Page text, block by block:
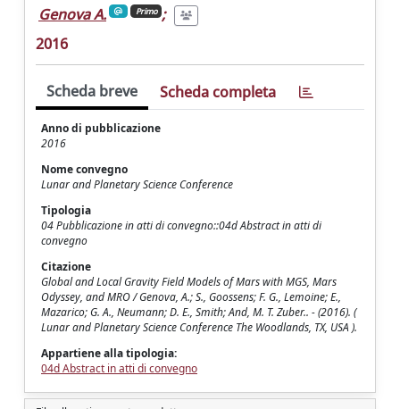
Genova A. Primo ;
2016
Scheda breve Scheda completa
Anno di pubblicazione
2016
Nome convegno
Lunar and Planetary Science Conference
Tipologia
04 Pubblicazione in atti di convegno::04d Abstract in atti di
convegno
Citazione
Global and Local Gravity Field Models of Mars with MGS, Mars
Odyssey, and MRO / Genova, A.; S., Goossens; F. G., Lemoine; E.,
Mazarico; G. A., Neumann; D. E., Smith; And, M. T. Zuber.. - (2016). (
Lunar and Planetary Science Conference The Woodlands, TX, USA ).
Appartiene alla tipologia:
04d Abstract in atti di convegno